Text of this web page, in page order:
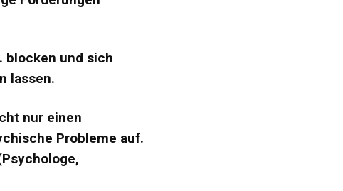
blocken und sich
lassen.
nur einen
Probleme auf.